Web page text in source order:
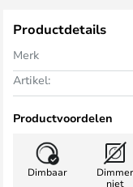
Productdetails
Merk
Artikel:
Productvoordelen
Dimbaar
Dimmer
niet